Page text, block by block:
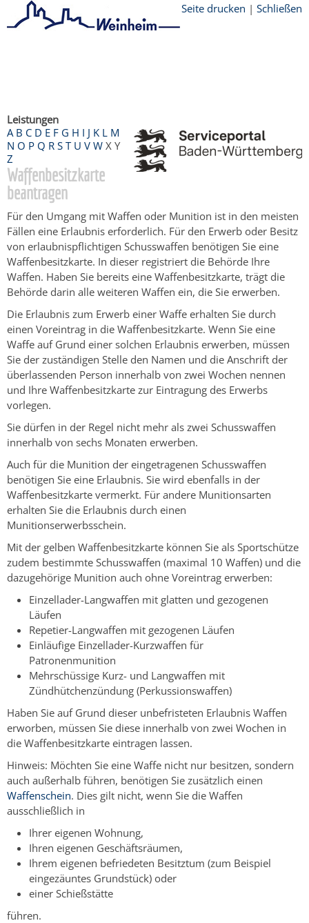
Seite drucken | Schließen
Leistungen
A B C D E F G H I J K L M
N O P Q R S T U V W X Y
Z
Waffenbesitzkarte
beantragen
Für den Umgang mit Waffen oder Munition ist in den meisten
Fällen eine Erlaubnis erforderlich. Für den Erwerb oder Besitz
von erlaubnispflichtigen Schusswaffen benötigen Sie eine
Waffenbesitzkarte. In dieser registriert die Behörde Ihre
Waffen. Haben Sie bereits eine Waffenbesitzkarte, trägt die
Behörde darin alle weiteren Waffen ein, die Sie erwerben.
Die Erlaubnis zum Erwerb einer Waffe erhalten Sie durch
einen Voreintrag in die Waffenbesitzkarte. Wenn Sie eine
Waffe auf Grund einer solchen Erlaubnis erwerben, müssen
Sie der zuständigen Stelle den Namen und die Anschrift der
überlassenden Person innerhalb von zwei Wochen nennen
und Ihre Waffenbesitzkarte zur Eintragung des Erwerbs
vorlegen.
Sie dürfen in der Regel nicht mehr als zwei Schusswaffen
innerhalb von sechs Monaten erwerben.
Auch für die Munition der eingetragenen Schusswaffen
benötigen Sie eine Erlaubnis. Sie wird ebenfalls in der
Waffenbesitzkarte vermerkt. Für andere Munitionsarten
erhalten Sie die Erlaubnis durch einen
Munitionserwerbsschein.
Mit der gelben Waffenbesitzkarte können Sie als Sportschütze
zudem bestimmte Schusswaffen (maximal 10 Waffen) und die
dazugehörige Munition auch ohne Voreintrag erwerben:
Einzellader-Langwaffen mit glatten und gezogenen
Läufen
Repetier-Langwaffen mit gezogenen Läufen
Einläufige Einzellader-Kurzwaffen für
Patronenmunition
Mehrschüssige Kurz- und Langwaffen mit
Zündhütchenzündung (Perkussionswaffen)
Haben Sie auf Grund dieser unbefristeten Erlaubnis Waffen
erworben, müssen Sie diese innerhalb von zwei Wochen in
die Waffenbesitzkarte eintragen lassen.
Hinweis: Möchten Sie eine Waffe nicht nur besitzen, sondern
auch außerhalb führen, benötigen Sie zusätzlich einen
Waffenschein. Dies gilt nicht, wenn Sie die Waffen
ausschließlich in
Ihrer eigenen Wohnung,
Ihren eigenen Geschäftsräumen,
Ihrem eigenen befriedeten Besitztum (zum Beispiel
eingezäuntes Grundstück) oder
einer Schießstätte
führen.